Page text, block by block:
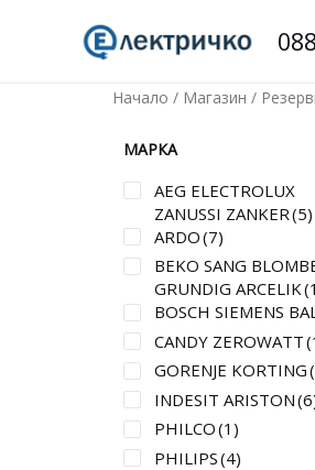
Начало / Магазин /
МАРКА
AEG ELECTROLUX
ZANUSSI ZANKER(5)
ARDO(7)
BEKO SANG
GRUNDIG ARCELIK
BOSCH SIEMENS
CANDY ZEROWATT
GORENJE KORTING
INDESIT ARISTON
PHILCO(1)
PHILIPS(4)